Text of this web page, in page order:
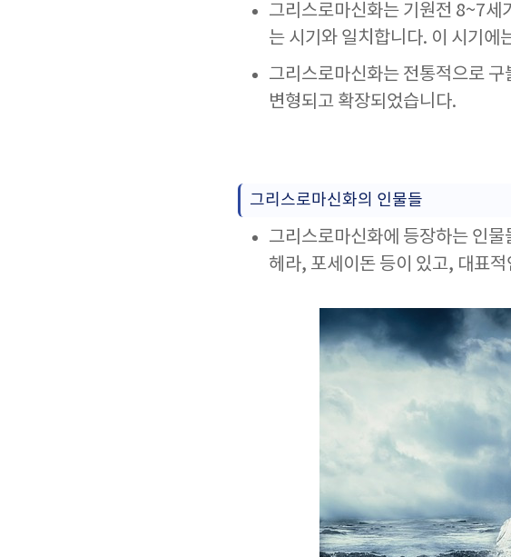
그리스로마신화는 기원전 8~7세
는 시기와 일치합니다. 이 시기에
그리스로마신화는 전통적으로
변형되고 확장되었습니다.
그리스로마신화의 인물들
그리스로마신화에 등장하는 인
헤라, 포세이돈 등이 있고, 대표